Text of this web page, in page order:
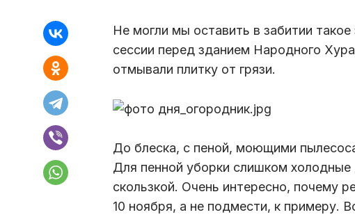
Не могли мы оставить в забитии
сессии перед зданием Народного
отмывали плитку от грязи.
До блеска, с пеной, моющими
Для пенной уборки слишком холодные
скользкой. Очень интересно, почему
10 ноября, а не подмести, к примеру.